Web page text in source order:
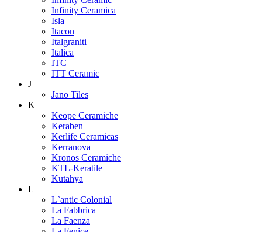
Infinity Ceramica
Isla
Itacon
Italgraniti
Italica
ITC
ITT Ceramic
J
Jano Tiles
K
Keope Ceramiche
Keraben
Kerlife Ceramicas
Kerranova
Kronos Ceramiche
KTL-Keratile
Kutahya
L
L`antic Colonial
La Fabbrica
La Faenza